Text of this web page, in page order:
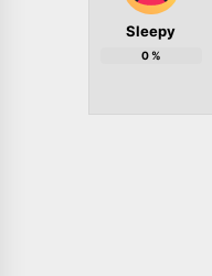
Sleepy
0%